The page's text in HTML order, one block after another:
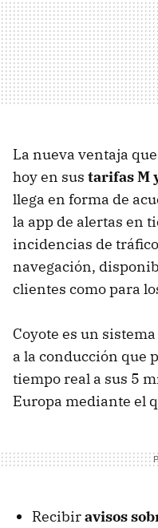
La nueva ventaja
hoy en sus tarifas M
llega en forma de
la app de alertas en
incidencias de
navegación,
clientes como para
Coyote es un
a la conducción que
tiempo real a sus 5
Europa mediante el
Recibiravisos